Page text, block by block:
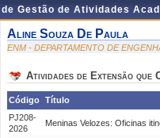
Gestão de Atividades
Aline Souza De Paula
ENM - DEPARTAMENTO DE
Atividades de Extensão que
Código Título
PJ208-
2026
Meninas Velozes: Oficinas